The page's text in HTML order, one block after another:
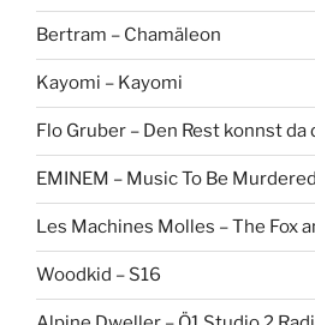
Bertram – Chamäleon
Kayomi – Kayomi
Flo Gruber – Den Rest konnst da
EMINEM – Music To Be
Les Machines Molles – The Fox
Woodkid – S16